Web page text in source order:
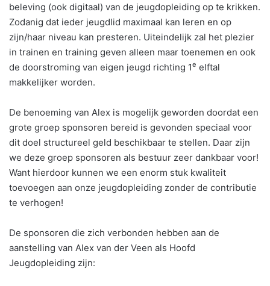
beleving (ook digitaal) van de jeugdopleiding op te krikken.
Zodanig dat ieder jeugdlid maximaal kan leren en op
zijn/haar niveau kan presteren. Uiteindelijk zal het plezier
in trainen en training geven alleen maar toenemen en ook
de doorstroming van eigen jeugd richting 1e elftal
makkelijker worden.
De benoeming van Alex is mogelijk geworden doordat een
grote groep sponsoren bereid is gevonden speciaal voor
dit doel structureel geld beschikbaar te stellen. Daar zijn
we deze groep sponsoren als bestuur zeer dankbaar voor!
Want hierdoor kunnen we een enorm stuk kwaliteit
toevoegen aan onze jeugdopleiding zonder de contributie
te verhogen!
De sponsoren die zich verbonden hebben aan de
aanstelling van Alex van der Veen als Hoofd
Jeugdopleiding zijn: